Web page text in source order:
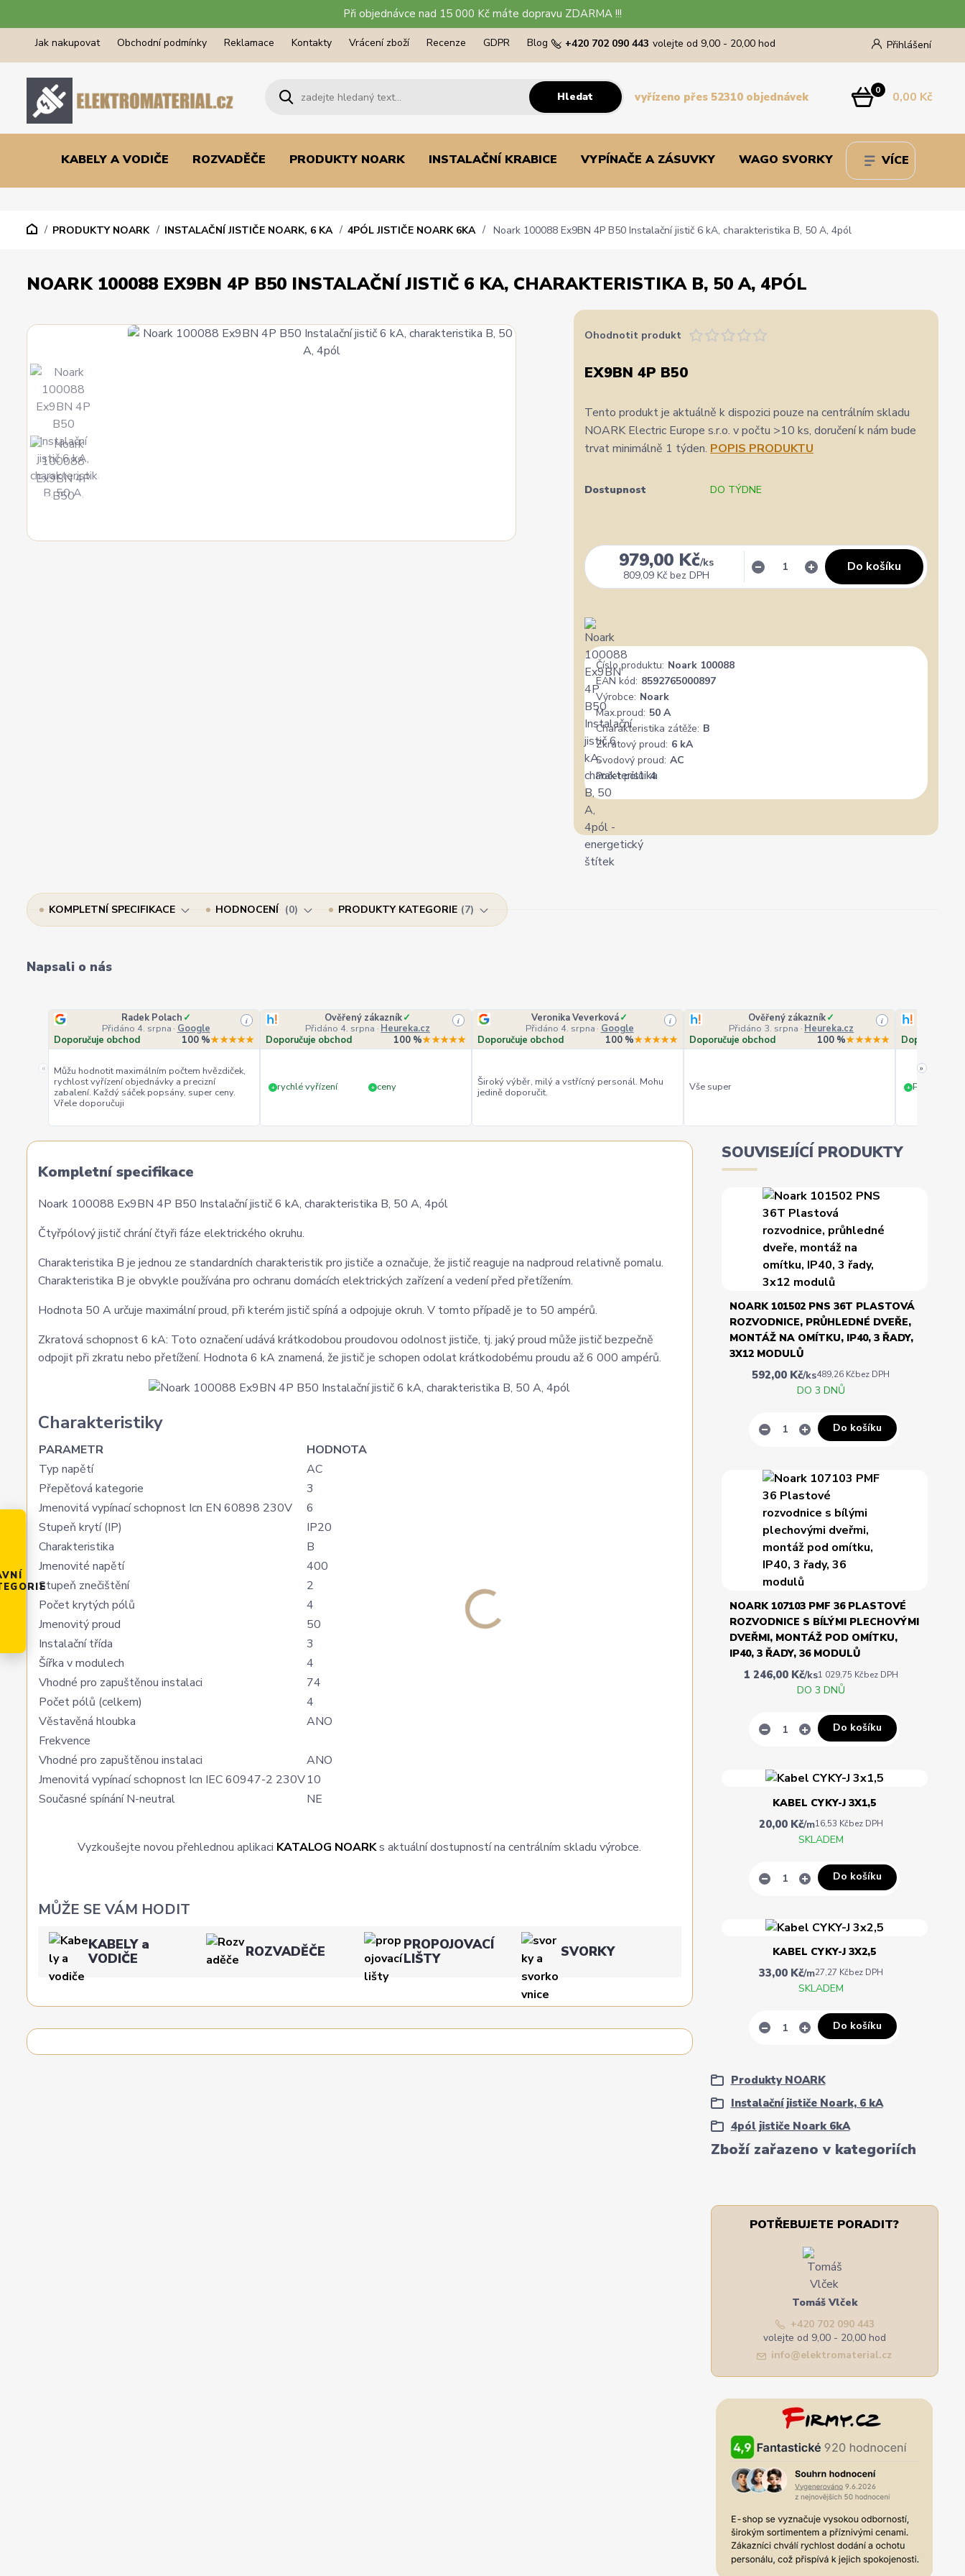
Při objednávce nad 15 000 Kč máte dopravu ZDARMA !!!
Jak nakupovat Obchodní podmínky Reklamace Kontakty Vrácení zboží Recenze GDPR Blog Přihlášení
Hledat
+420 702 090 443 volejte od 9,00 - 20,00 hod
0 0,00 Kč
vyřízeno přes 52310 objednávek
KABELY A VODIČE ROZVADĚČE PRODUKTY NOARK INSTALAČNÍ KRABICE VYPÍNAČE A ZÁSUVKY WAGO SVORKY VÍCE
PRODUKTY NOARK INSTALAČNÍ JISTIČE NOARK, 6 KA 4PÓL JISTIČE NOARK 6KA Noark 100088 Ex9BN 4P B50 Instalační jistič 6 kA, charakteristika B, 50 A, 4pól
NOARK 100088 EX9BN 4P B50 INSTALAČNÍ JISTIČ 6 KA, CHARAKTERISTIKA B, 50 A, 4PÓL
Ohodnotit produkt
EX9BN 4P B50
Tento produkt je aktuálně k dispozici pouze na centrálním skladu
NOARK Electric Europe s.r.o. v počtu >10 ks, doručení k nám bude
trvat minimálně 1 týden. POPIS PRODUKTU
Dostupnost DO TÝDNE
979,00 Kč/ks
809,09 Kč bez DPH
Do košíku
Číslo produktu: Noark 100088
EAN kód: 8592765000897
Výrobce: Noark
Max.proud: 50 A
Charakteristika zátěže: B
Zkratový proud: 6 kA
Svodový proud: AC
Počet pólů: 4
KOMPLETNÍ SPECIFIKACE HODNOCENÍ 0 PRODUKTY KATEGORIE 7
Napsali o nás
«
Radek Polach ✓
Přidáno 4. srpna · Google
i
Doporučuje obchod 100 %★★★★★
Můžu hodnotit maximálním počtem hvězdiček,
rychlost vyřízení objednávky a precizní
zabalení. Každý sáček popsány, super ceny.
Vřele doporučuji
Ověřený zákazník✓
Přidáno 4. srpna · Heureka.cz
i
Doporučuje obchod 100 %★★★★★
+ rychlé vyřízení + ceny
Veronika Veverková✓
Přidáno 4. srpna · Google
i
Doporučuje obchod 100 %★★★★★
Široký výběr, milý a vstřícný personál. Mohu
jedině doporučit.
Ověřený zákazník✓
Přidáno 3. srpna · Heureka.cz
i
Doporučuje obchod 100 %★★★★★
Vše super
Doporučuje
+ PERFEKTNÍ
»
Kompletní specifikace
Noark 100088 Ex9BN 4P B50 Instalační jistič 6 kA, charakteristika B, 50 A, 4pól
Čtyřpólový jistič chrání čtyři fáze elektrického okruhu.
Charakteristika B je jednou ze standardních charakteristik pro jističe a označuje, že jistič reaguje na nadproud relativně pomalu.
Charakteristika B je obvykle používána pro ochranu domácích elektrických zařízení a vedení před přetížením.
Hodnota 50 A určuje maximální proud, při kterém jistič spíná a odpojuje okruh. V tomto případě je to 50 ampérů.
Zkratová schopnost 6 kA: Toto označení udává krátkodobou proudovou odolnost jističe, tj. jaký proud může jistič bezpečně
odpojit při zkratu nebo přetížení. Hodnota 6 kA znamená, že jistič je schopen odolat krátkodobému proudu až 6 000 ampérů.
Charakteristiky
PARAMETR
HODNOTA
Typ napětí
AC
Přepěťová kategorie
3
Jmenovitá vypínací schopnost Icn EN 60898 230V
6
Stupeň krytí (IP)
IP20
Charakteristika
B
Jmenovité napětí
400
Stupeň znečištění
2
Počet krytých pólů
4
Jmenovitý proud
50
Instalační třída
3
Šířka v modulech
4
Vhodné pro zapuštěnou instalaci
74
Počet pólů (celkem)
4
Věstavěná hloubka
ANO
Frekvence
Vhodné pro zapuštěnou instalaci
ANO
Jmenovitá vypínací schopnost Icn IEC 60947-2 230V10
Současné spínání N-neutral
NE
Vyzkoušejte novou přehlednou aplikaci KATALOG NOARKs aktuální dostupností na centrálním skladu výrobce.
MŮŽE SE VÁM HODIT
KABELY a
VODIČE
ROZVADĚČE
PROPOJOVACÍ
LIŠTY
SVORKY
Zboží zařazeno v kategoriích
Produkty NOARK
Instalační jističe Noark, 6 kA
4pól jističe Noark 6kA
SOUVISEJÍCÍ PRODUKTY
NOARK 101502 PNS 36T PLASTOVÁ
ROZVODNICE, PRŮHLEDNÉ DVEŘE,
MONTÁŽ NA OMÍTKU, IP40, 3 ŘADY,
3X12 MODULŮ
592,00 Kč/ks489,26 Kčbez DPH
DO 3 DNŮ
Do košíku
NOARK 107103 PMF 36 PLASTOVÉ
ROZVODNICE S BÍLÝMI PLECHOVÝMI
DVEŘMI, MONTÁŽ POD OMÍTKU,
IP40, 3 ŘADY, 36 MODULŮ
1 246,00 Kč/ks1 029,75 Kčbez DPH
DO 3 DNŮ
Do košíku
KABEL CYKY-J 3X1,5
20,00 Kč/m16,53 Kčbez DPH
SKLADEM
Do košíku
KABEL CYKY-J 3X2,5
33,00 Kč/m27,27 Kčbez DPH
SKLADEM
Do košíku
POTŘEBUJETE PORADIT?
Tomáš Vlček
+420 702 090 443
volejte od 9,00 - 20,00 hod
info@elektromaterial.cz